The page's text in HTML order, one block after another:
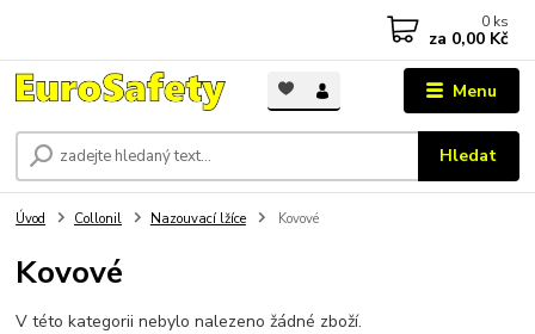
Menu
Hledat
0 ks
za 0,00 Kč
Úvod Collonil Nazouvací lžíce Kovové
Kovové
V této kategorii nebylo nalezeno žádné zboží.